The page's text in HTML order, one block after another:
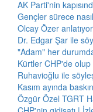
AK Parti'nin
Gençler sürece
Olcay Özer anlatıyor
Dr. Edgar Şar ile
"Adam" her
Kürtler CHP'de olup
Ruhavioğlu ile
Kasım ayında
Özgür Özel TGRT